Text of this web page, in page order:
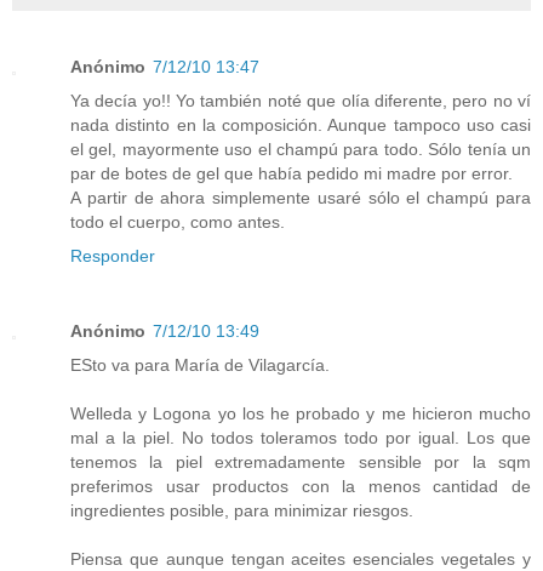
Anónimo 7/12/10 13:47
Ya decía yo!! Yo también noté que olía diferente, pero no ví
nada distinto en la composición. Aunque tampoco uso casi
el gel, mayormente uso el champú para todo. Sólo tenía un
par de botes de gel que había pedido mi madre por error.
A partir de ahora simplemente usaré sólo el champú para
todo el cuerpo, como antes.
Responder
Anónimo 7/12/10 13:49
ESto va para María de Vilagarcía.
Welleda y Logona yo los he probado y me hicieron mucho
mal a la piel. No todos toleramos todo por igual. Los que
tenemos la piel extremadamente sensible por la sqm
preferimos usar productos con la menos cantidad de
ingredientes posible, para minimizar riesgos.
Piensa que aunque tengan aceites esenciales vegetales y